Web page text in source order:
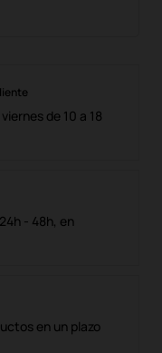
de 10 a 18
- 48h, en
en un plazo